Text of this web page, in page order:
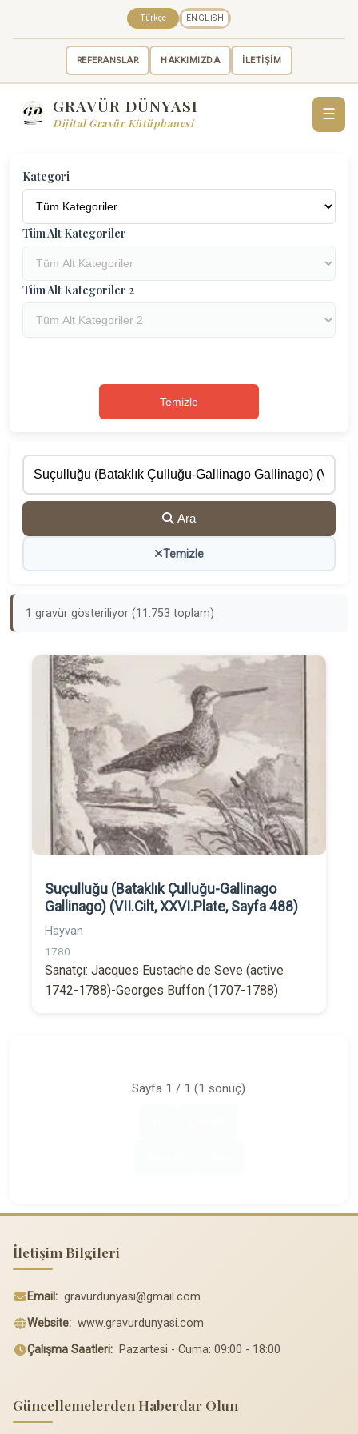
REFERANSLAR HAKKIMIZDA İLETİŞİM
Türkçe ENGLISH
GRAVÜR DÜNYASI
Dijital Gravür Kütüphanesi
☰
Kategori
Tüm Alt Kategoriler
Tüm Alt Kategoriler 2
Temizle
Ara
Temizle
1 gravür gösteriliyor (11.753 toplam)
Suçulluğu (Bataklık Çulluğu-Gallinago
Gallinago) (VII.Cilt, XXVI.Plate, Sayfa 488)
Hayvan
1780
Sanatçı: Jacques Eustache de Seve (active
1742-1788)-Georges Buffon (1707-1788)
Sayfa 1 / 1 (1 sonuç)
İletişim Bilgileri
Email: gravurdunyasi@gmail.com
Website: www.gravurdunyasi.com
Çalışma Saatleri: Pazartesi - Cuma: 09:00 - 18:00
Güncellemelerden Haberdar Olun